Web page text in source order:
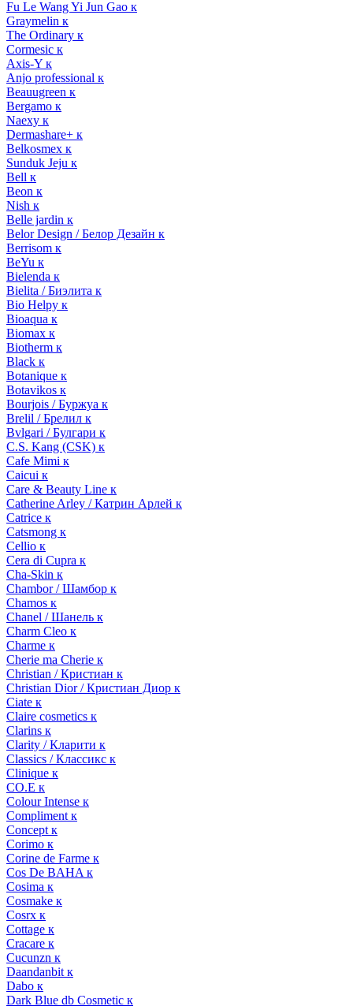
Fu Le Wang Yi Jun Gao к
Graymelin к
The Ordinary к
Cormesic к
Axis-Y к
Anjo professional к
Beauugreen к
Bergamo к
Naexy к
Dermashare+ к
Belkosmex к
Sunduk Jeju к
Bell к
Beon к
Nish к
Belle jardin к
Belor Design / Белор Дезайн к
Berrisom к
BeYu к
Bielenda к
Bielita / Биэлита к
Bio Helpy к
Bioaqua к
Biomax к
Biotherm к
Black к
Botanique к
Botavikos к
Bourjois / Буржуа к
Brelil / Брелил к
Bvlgari / Булгари к
C.S. Kang (CSK) к
Cafe Mimi к
Caicui к
Care & Beauty Line к
Catherine Arley / Катрин Арлей к
Catrice к
Catsmong к
Cellio к
Cera di Cupra к
Cha-Skin к
Chambor / Шамбор к
Chamos к
Chanel / Шанель к
Charm Cleo к
Charme к
Cherie ma Cherie к
Christian / Кристиан к
Christian Dior / Кристиан Диор к
Ciate к
Claire cosmetics к
Clarins к
Clarity / Кларити к
Classics / Классикс к
Clinique к
CO.E к
Colour Intense к
Compliment к
Concept к
Corimo к
Corine de Farme к
Cos De BAHA к
Cosima к
Cosmake к
Cosrx к
Cottage к
Cracare к
Cucunzn к
Daandanbit к
Dabo к
Dark Blue db Cosmetic к